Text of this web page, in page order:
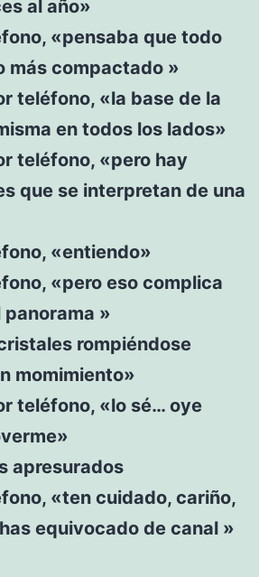
al año»
«pensaba que todo
más compactado »
teléfono, «la base de la
en todos los lados»
teléfono, «pero hay
que se interpretan de una
«entiendo»
«pero eso complica
panorama »
rompiéndose
momimiento»
teléfono, «lo sé… oye
apresurados
«ten cuidado, cariño,
equivocado de canal »